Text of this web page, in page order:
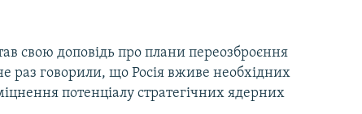
свою доповідь про плани переозброєння
раз говорили, що Росія вживе необхідних
потенціалу стратегічних ядерних